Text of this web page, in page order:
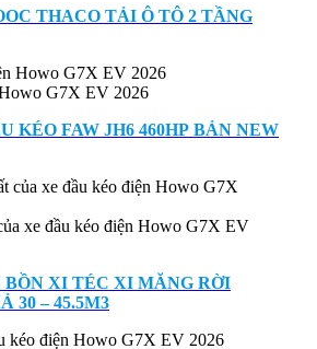
THACO TẢI Ô TÔ 2 TẦNG
G7X EV 2026
KÉO FAW JH6 460HP BẢN NEW
xe đầu kéo điện Howo G7X EV
XI TÉC XI MĂNG RỜI
30 – 45.5M3